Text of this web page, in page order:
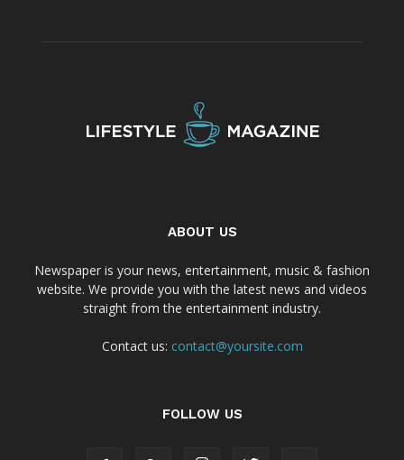
ABOUT US
Newspaper is your news, entertainment, music & fashion
website. We provide you with the latest news and videos
straight from the entertainment industry.
Contact us: contact@yoursite.com
FOLLOW US